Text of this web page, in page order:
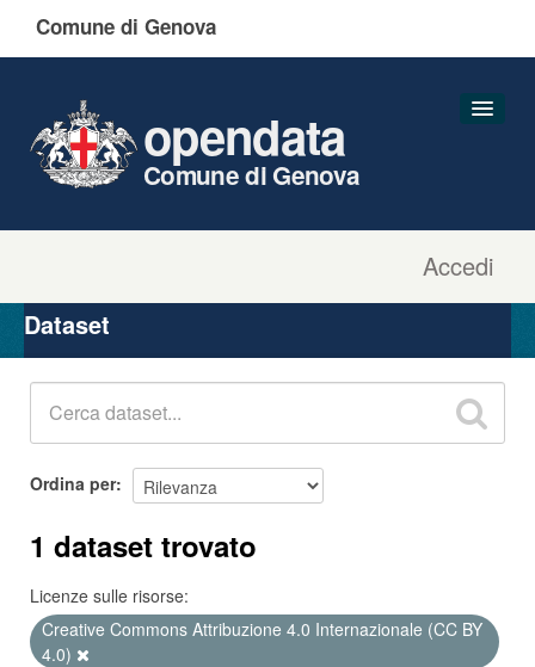
Comune di Genova
Accedi
opendata
Comune di Genova
Organizzazioni
Gruppi
Dataset
Ordina per
1 dataset trovato
Licenze sulle risorse:
Creative Commons Attribuzione 4.0 Internazionale (CC BY
4.0)